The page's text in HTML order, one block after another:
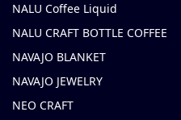
NALU Coffee Liquid
NALU CRAFT BOTTLE COFFEE
NAVAJO BLANKET
NAVAJO JEWELRY
NEO CRAFT